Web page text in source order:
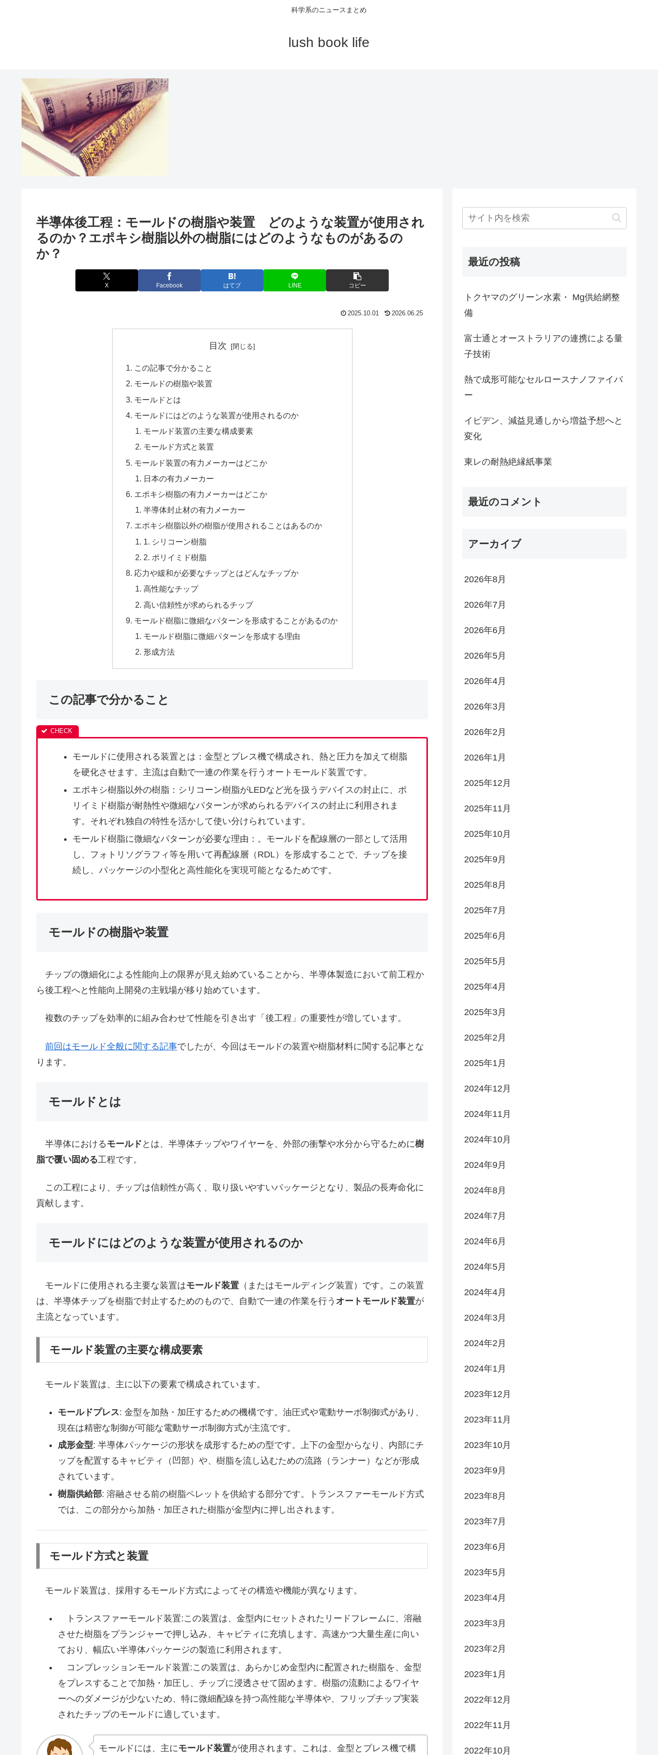
科学系のニュースまとめ
lush book life
半導体後工程：モールドの樹脂や装置 どのような装置が使用され
るのか？エポキシ樹脂以外の樹脂にはどのようなものがあるの
か？
X Facebook はてブ LINE コピー
2025.10.01 2026.06.25
目次
この記事で分かること
モールドの樹脂や装置
モールドとは
モールドにはどのような装置が使用されるのか
モールド装置の主要な構成要素
モールド方式と装置
モールド装置の有力メーカーはどこか
日本の有力メーカー
エポキシ樹脂の有力メーカーはどこか
半導体封止材の有力メーカー
エポキシ樹脂以外の樹脂が使用されることはあるのか
1. シリコーン樹脂
2. ポリイミド樹脂
応力や緩和が必要なチップとはどんなチップか
高性能なチップ
高い信頼性が求められるチップ
モールド樹脂に微細なパターンを形成することがあるのか
モールド樹脂に微細パターンを形成する理由
形成方法
この記事で分かること
モールドに使用される装置とは：金型とプレス機で構成され、熱と圧力を加えて樹脂
を硬化させます。主流は自動で一連の作業を行うオートモールド装置です。
エポキシ樹脂以外の樹脂：シリコーン樹脂がLEDなど光を扱うデバイスの封止に、ポ
リイミド樹脂が耐熱性や微細なパターンが求められるデバイスの封止に利用されま
す。それぞれ独自の特性を活かして使い分けられています。
モールド樹脂に微細なパターンが必要な理由：。モールドを配線層の一部として活用
し、フォトリソグラフィ等を用いて再配線層（RDL）を形成することで、チップを接
続し、パッケージの小型化と高性能化を実現可能となるためです。
モールドの樹脂や装置
チップの微細化による性能向上の限界が見え始めていることから、半導体製造において前工程か
ら後工程へと性能向上開発の主戦場が移り始めています。
複数のチップを効率的に組み合わせて性能を引き出す「後工程」の重要性が増しています。
前回はモールド全般に関する記事でしたが、今回はモールドの装置や樹脂材料に関する記事とな
ります。
モールドとは
半導体におけるモールド とは、半導体チップやワイヤーを、外部の衝撃や水分から守るために樹
脂で覆い固める工程です。
この工程により、チップは信頼性が高く、取り扱いやすいパッケージとなり、製品の長寿命化に
貢献します。
モールドにはどのような装置が使用されるのか
モールドに使用される主要な装置はモールド装置 （またはモールディング装置）です。この装置
は、半導体チップを樹脂で封止するためのもので、自動で一連の作業を行う オートモールド装置が
主流となっています。
モールド装置の主要な構成要素
モールド装置は、主に以下の要素で構成されています。
モールドプレス: 金型を加熱・加圧するための機構です。油圧式や電動サーボ制御式があり、
現在は精密な制御が可能な電動サーボ制御方式が主流です。
成形金型: 半導体パッケージの形状を成形するための型です。上下の金型からなり、内部にチ
ップを配置するキャビティ（凹部）や、樹脂を流し込むための流路（ランナー）などが形成
されています。
樹脂供給部: 溶融させる前の樹脂ペレットを供給する部分です。トランスファーモールド方式
では、この部分から加熱・加圧された樹脂が金型内に押し出されます。
モールド方式と装置
モールド装置は、採用するモールド方式によってその構造や機能が異なります。
トランスファーモールド装置:この装置は、金型内にセットされたリードフレームに、溶融
させた樹脂をプランジャーで押し込み、キャビティに充填します。高速かつ大量生産に向い
ており、幅広い半導体パッケージの製造に利用されます。
コンプレッションモールド装置:この装置は、あらかじめ金型内に配置された樹脂を、金型
をプレスすることで加熱・加圧し、チップに浸透させて固めます。樹脂の流動によるワイヤ
ーへのダメージが少ないため、特に微細配線を持つ高性能な半導体や、フリップチップ実装
されたチップのモールドに適しています。
モールドには、主にモールド装置が使用されます。これは、金型とプレス機で構
最近の投稿
トクヤマのグリーン水素・ Mg供給網整
備
富士通とオーストラリアの連携による量
子技術
熱で成形可能なセルロースナノファイバ
ー
イビデン、減益見通しから増益予想へと
変化
東レの耐熱絶縁紙事業
最近のコメント
アーカイブ
2026年8月
2026年7月
2026年6月
2026年5月
2026年4月
2026年3月
2026年2月
2026年1月
2025年12月
2025年11月
2025年10月
2025年9月
2025年8月
2025年7月
2025年6月
2025年5月
2025年4月
2025年3月
2025年2月
2025年1月
2024年12月
2024年11月
2024年10月
2024年9月
2024年8月
2024年7月
2024年6月
2024年5月
2024年4月
2024年3月
2024年2月
2024年1月
2023年12月
2023年11月
2023年10月
2023年9月
2023年8月
2023年7月
2023年6月
2023年5月
2023年4月
2023年3月
2023年2月
2023年1月
2022年12月
2022年11月
2022年10月